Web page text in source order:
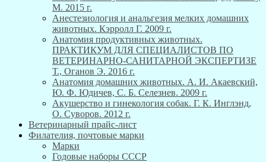
М. 2015 г.
Анестезиология и анальгезия мелких домашних
животных. Кэрролл Г. 2009 г.
Анатомия продуктивных животных.
ПРАКТИКУМ ДЛЯ СПЕЦИАЛИСТОВ ПО
ВЕТЕРИНАРНО-САНИТАРНОЙ ЭКСПЕРТИЗЕ
Т., Оганов Э. 2016 г.
Анатомия домашних животных. А. И. Акаевский,
Ю. Ф. Юдичев, С. Б. Селезнев. 2009 г.
Акушерство и гинекология собак. Г. К. Инглэнд,
О. Суворов. 2012 г.
Ветеринарный прайс-лист
Филателия, почтовые марки
Марки
Годовые наборы СССР